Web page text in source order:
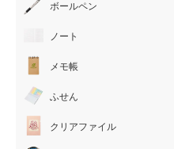
ボールペン
ノート
メモ帳
ふせん
クリアファイル